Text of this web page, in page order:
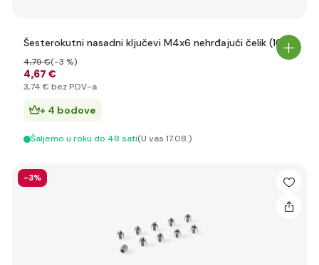
Šesterokutni nasadni ključevi M4x6 nehrđajući čelik (10)
4,67 €
4,79 €(-3 %)
3,74 € bez PDV-a
+ 4 bodove
Šaljemo u roku do 48 sati(U vas 17.08.)
-3%